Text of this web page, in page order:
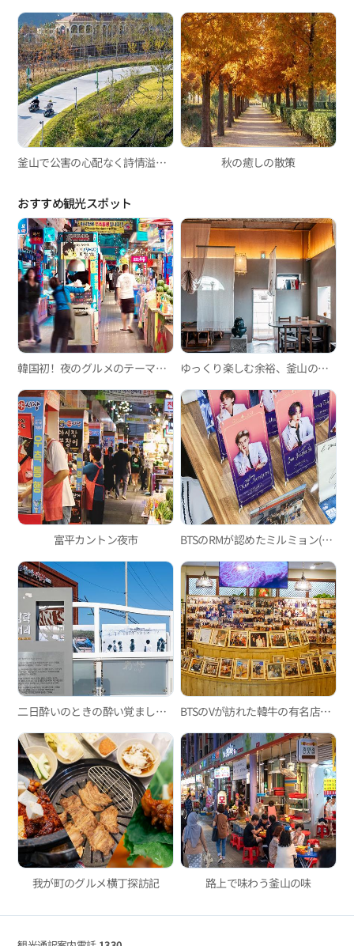
釜山で公害の心配なく詩情溢れる秋を満喫する 秋の癒しの散策
おすすめ観光スポット
韓国初！夜のグルメのテーマパーク、富平カントン夜市 ゆっくり楽しむ余裕、釜山の韓屋カフェ3選
富平カントン夜市 BTSのRMが認めたミルミョン(小麦冷麵)の人気店、「東莱ミルミョン(小麦冷麵)」
二日酔いのときの酔い覚ましグルメ3選 BTSのVが訪れた韓牛の有名店、「海雲台イルプム韓牛」
我が町のグルメ横丁探訪記 路上で味わう釜山の味